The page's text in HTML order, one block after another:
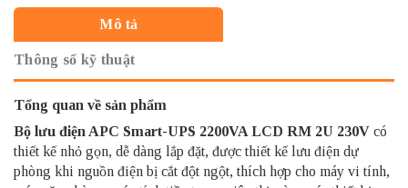
Mô tả
Thông số kỹ thuật
Tổng quan về sản phẩm
Bộ lưu điện APC Smart-UPS 2200VA LCD RM 2U 230V có
thiết kế nhỏ gọn, dễ dàng lắp đặt, được thiết kế lưu điện dự
phòng khi nguồn điện bị cắt đột ngột, thích hợp cho máy vi tính,